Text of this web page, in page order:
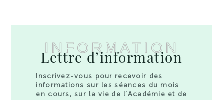
INFORMATION
Lettre d’information
Inscrivez-vous pour recevoir des
informations sur les séances du mois
en cours, sur la vie de l’Académie et de